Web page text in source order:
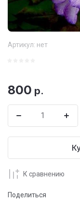
Артикул: нет
800 р.
К сравнению
Поделиться